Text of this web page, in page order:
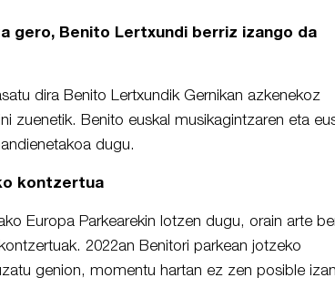
gero, Benito Lertxundi berriz izango da
dira Benito Lertxundik Gernikan azkenekoz
zuenetik. Benito euskal musikagintzaren eta
dugu.
kontzertua
Europa Parkearekin lotzen dugu, orain arte
2022an Benitori parkean jotzeko
genion, momentu hartan ez zen posible